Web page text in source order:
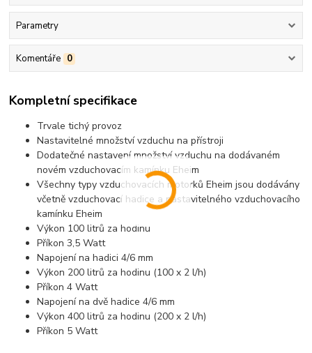
Parametry
Komentáře 0
Kompletní specifikace
Trvale tichý provoz
Nastavitelné množství vzduchu na přístroji
Dodatečné nastavení množství vzduchu na dodávaném
novém vzduchovacím kamínku Eheim
Všechny typy vzduchovacích motorků Eheim jsou dodávány
včetně vzduchovací hadice a nastavitelného vzduchovacího
kamínku Eheim
Výkon 100 litrů za hodinu
Příkon 3,5 Watt
Napojení na hadici 4/6 mm
Výkon 200 litrů za hodinu (100 x 2 l/h)
Příkon 4 Watt
Napojení na dvě hadice 4/6 mm
Výkon 400 litrů za hodinu (200 x 2 l/h)
Příkon 5 Watt